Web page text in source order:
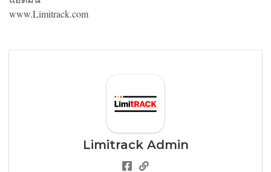
www.Limitrack.com
Limitrack Admin